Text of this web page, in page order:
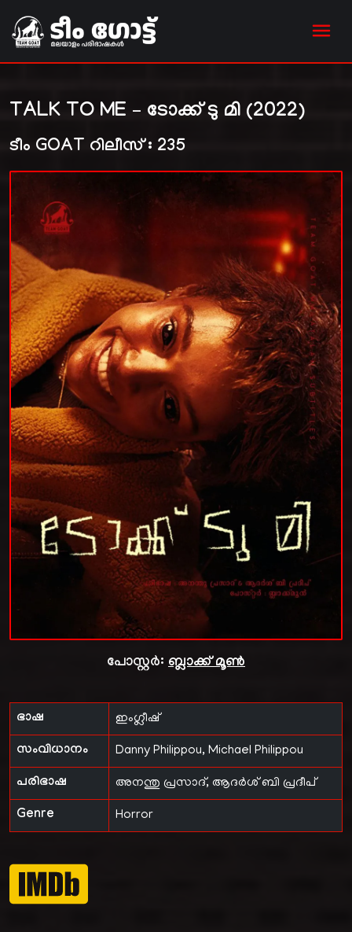
TALK TO ME – ടോക്ക് ടു മി (2022)
ടീം GOAT റിലീസ് : 235
പോസ്റ്റർ: ബ്ലാക്ക് മൂൺ
ഭാഷ ഇംഗ്ലീഷ്
സംവിധാനം Danny Philippou, Michael Philippou
പരിഭാഷ അനന്തു പ്രസാദ്, ആദർശ് ബി പ്രദീപ്
Genre Horror